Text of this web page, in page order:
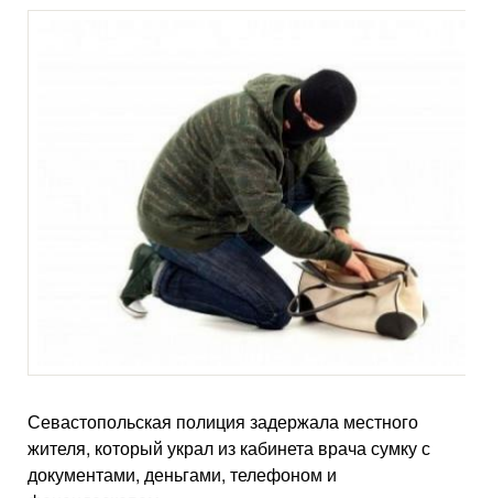
Севастопольская полиция задержала местного
жителя, который украл из кабинета врача сумку с
документами, деньгами, телефоном и